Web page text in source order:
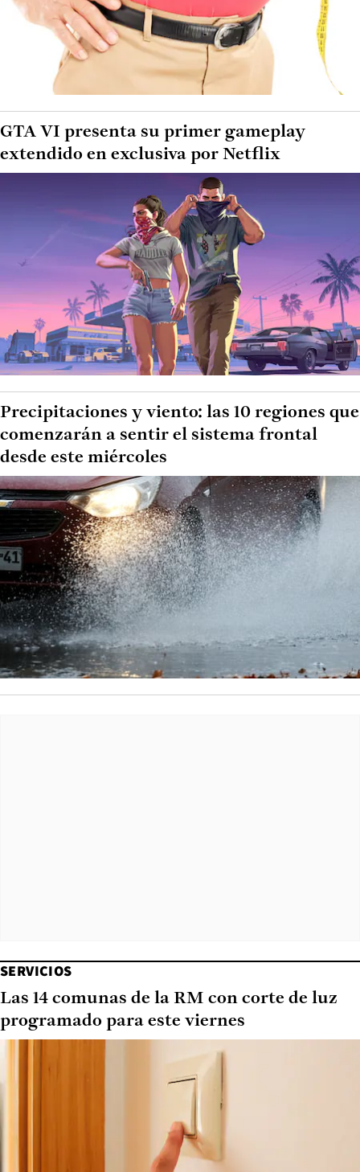
GTA VI presenta su primer gameplay
extendido en exclusiva por Netflix
Precipitaciones y viento: las 10 regiones que
comenzarán a sentir el sistema frontal
desde este miércoles
SERVICIOS
Las 14 comunas de la RM con corte de luz
programado para este viernes